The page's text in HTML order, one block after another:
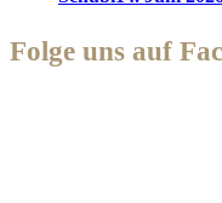
Folge uns auf